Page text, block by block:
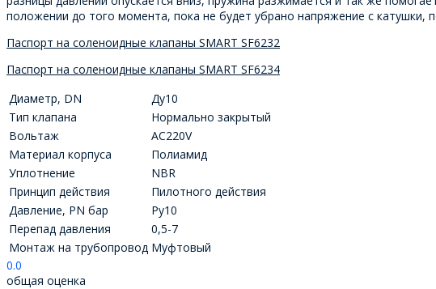
положении до того момента, пока не будет убрано напряжение с катушки,
Паспорт на соленоидные клапаны SMART SF6232
Паспорт на соленоидные клапаны SMART SF6234
Диаметр, DN
Ду10
Тип клапана
Нормально закрытый
Вольтаж
AC220V
Материал корпуса
Полиамид
Уплотнение
NBR
Принцип действия
Пилотного действия
Давление, PN бар
Ру10
Перепад давления
0,5-7
Монтаж на трубопровод Муфтовый
0.0
общая оценка